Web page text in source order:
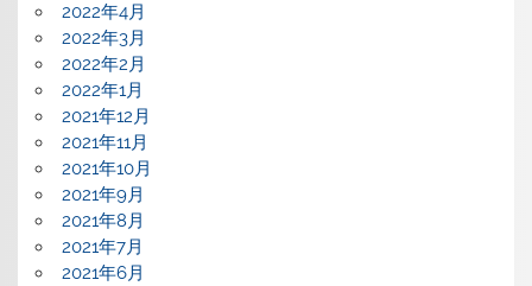
2022年4月
2022年3月
2022年2月
2022年1月
2021年12月
2021年11月
2021年10月
2021年9月
2021年8月
2021年7月
2021年6月